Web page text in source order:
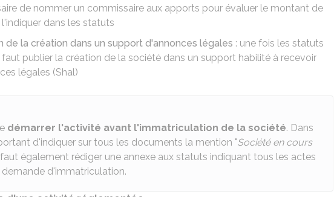
de nommer un commissaire aux apports pour évaluer le montant de
dans les statuts
de la création dans un support d'annonces légales : une fois les statuts
publier la création de la société dans un support habilité à recevoir
légales (Shal)
démarrer l'activité avant l'immatriculation de la société. Dans
d'indiquer sur tous les documents la mention "Société en cours
faut également rédiger une annexe aux statuts indiquant tous les actes
d'immatriculation.